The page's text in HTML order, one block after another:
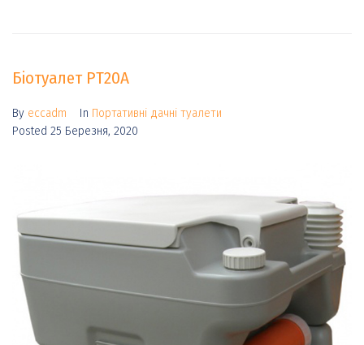
Біотуалет PT20A
By eccadm In Портативні дачні туалети
Posted 25 Березня, 2020